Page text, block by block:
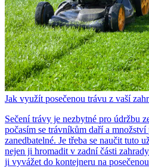
Jak využít posečenou trávu z vaší
Sečení trávy je nezbytné pro údržbu
počasím se trávníkům daří a množství
zanedbatelné. Je třeba se naučit tuto
nejen ji hromadit v zadní části
ji vyvážet do kontejneru na